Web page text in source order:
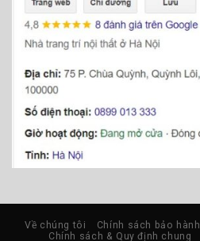
Về chúng tôi Chính sách bảo hành
Chính sách & Quy định chung